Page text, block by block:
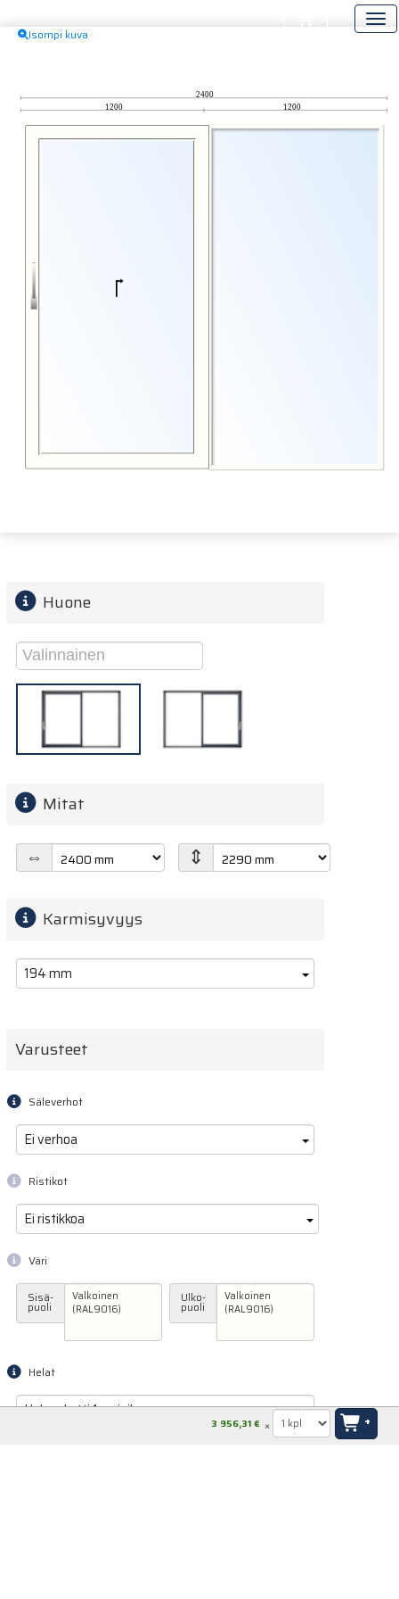
Isompi kuva
1200 1200
2400
Huone
Mitat
⇔ ⇕
Karmisyvyys
194 mm
Varusteet
Säleverhot
Ei verhoa
Ristikot
Ei ristikkoa
Väri
Sisä-
puoli
Valkoinen
(RAL9016)
Ulko-
puoli
Valkoinen
(RAL9016)
Helat
Helapaketti 1, painike
3 956,31 € +